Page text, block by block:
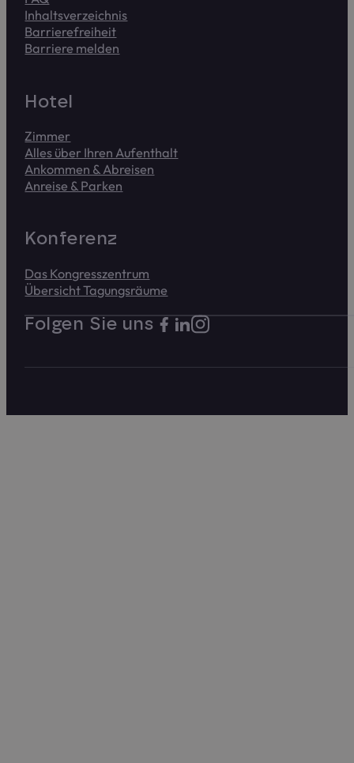
Inhalts­verzeichnis
Barriere­frei­heit
Barriere melden
Hotel
Zimmer
Alles über Ihren Aufenthalt
Ankommen & Abreisen
Anreise & Parken
Kon­fe­renz
Das Kongress­zentrum
Übersicht Tagungs­räume
Folgen Sie uns Folgen Sie uns auf Facebook. Link
Folgen Sie uns auf LinkedIn.
Folgen Sie uns auf